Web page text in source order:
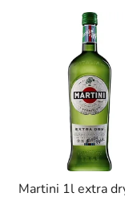
Martini 1l extra